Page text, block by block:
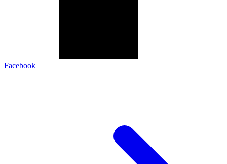
Facebook